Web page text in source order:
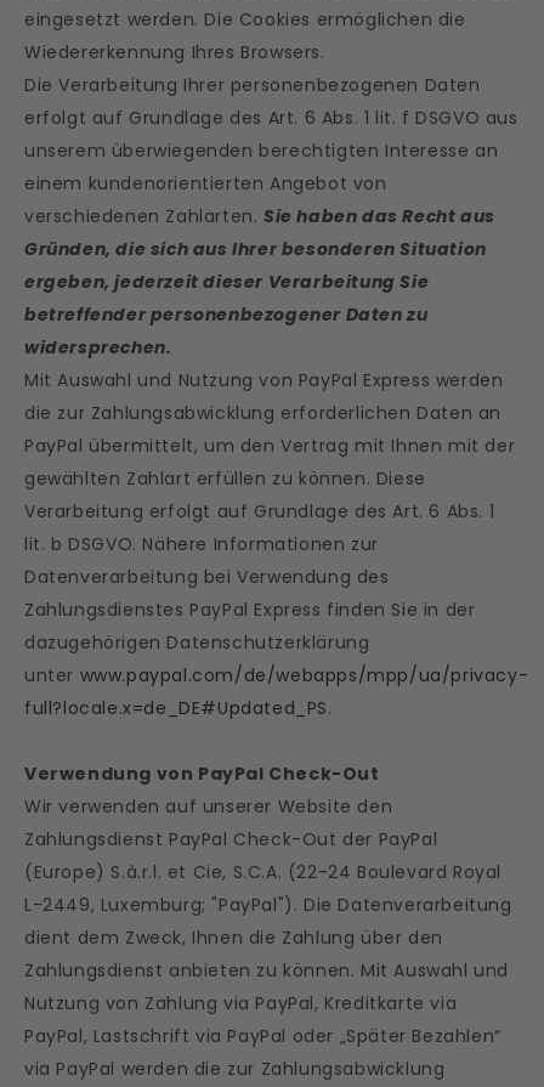
eingesetzt werden. Die Cookies ermöglichen die
Wiedererkennung Ihres Browsers.
Die Verarbeitung Ihrer personenbezogenen Daten
erfolgt auf Grundlage des Art. 6 Abs. 1 lit. f DSGVO aus
unserem überwiegenden berechtigten Interesse an
einem kundenorientierten Angebot von
verschiedenen Zahlarten.Sie haben das Recht aus
Gründen, die sich aus Ihrer besonderen Situation
ergeben, jederzeit dieser Verarbeitung Sie
betreffender personenbezogener Daten zu
widersprechen.
Mit Auswahl und Nutzung von PayPal Express werden
die zur Zahlungsabwicklung erforderlichen Daten an
PayPal übermittelt, um den Vertrag mit Ihnen mit der
gewählten Zahlart erfüllen zu können. Diese
Verarbeitung erfolgt auf Grundlage des Art. 6 Abs. 1
lit. b DSGVO. Nähere Informationen zur
Datenverarbeitung bei Verwendung des
Zahlungsdienstes PayPal Express finden Sie in der
dazugehörigen Datenschutzerklärung
unter www.paypal.com/de/webapps/mpp/ua/privacy-
full?locale.x=de_DE#Updated_PS.
Verwendung von PayPal Check-Out
Wir verwenden auf unserer Website den
Zahlungsdienst PayPal Check-Out der PayPal
(Europe) S.à.r.l. et Cie, S.C.A. (22-24 Boulevard Royal
L-2449, Luxemburg; "PayPal"). Die Datenverarbeitung
dient dem Zweck, Ihnen die Zahlung über den
Zahlungsdienst anbieten zu können. Mit Auswahl und
Nutzung von Zahlung via PayPal, Kreditkarte via
PayPal, Lastschrift via PayPal oder „Später Bezahlen“
via PayPal werden die zur Zahlungsabwicklung